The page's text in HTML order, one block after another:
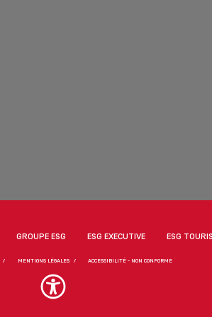
GROUPE ESG ESG EXECUTIVE ESG
MENTIONS LÉGALES ACCESSIBILITÉ - NON CONFORME